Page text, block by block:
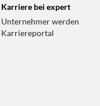
Karriere bei expert
Unternehmer werden
Karriereportal